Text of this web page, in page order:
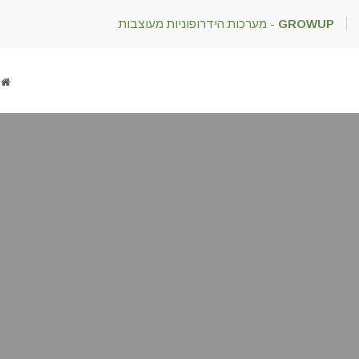
GROWUP - מערכות הידרופוניות מעוצבות